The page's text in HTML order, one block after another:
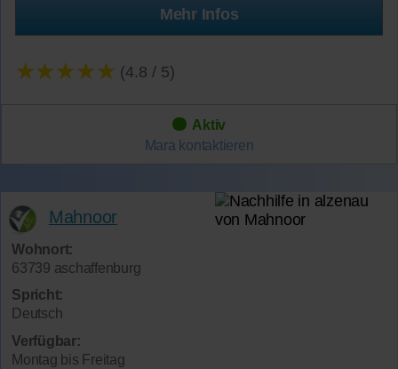
Mehr Infos
★★★★★ (4.8 / 5)
Aktiv
Mara kontaktieren
Mahnoor
Wohnort:
63739 aschaffenburg
Spricht:
Deutsch
Verfügbar:
Montag bis Freitag